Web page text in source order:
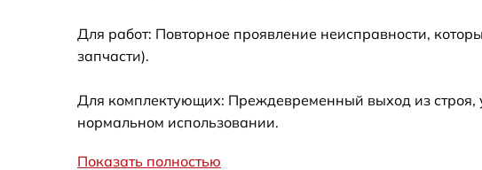
Замена датчиков Asko CM8478G
Для работ: Повторное проявление неисправности,
запчасти).
Для комплектующих: Преждевременный выход из строя,
нормальном использовании.
Показать полностью